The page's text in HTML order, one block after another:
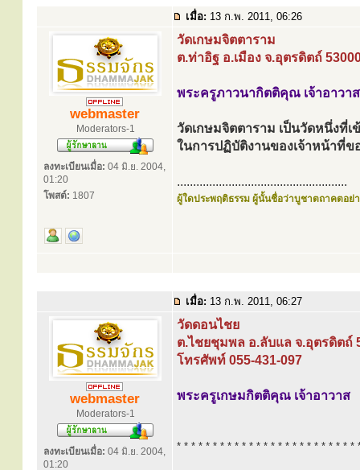
เมื่อ: 13 ก.พ. 2011, 06:26
webmaster
Moderators-1
ลงทะเบียนเมื่อ: 04 มิ.ย. 2004,
01:20
โพสต์: 1807
วัดเกษมจิตตาราม
ต.ท่าอิฐ อ.เมือง จ.อุตรดิตถ์
พระครูภาวนากิตติคุณ เจ้าอาวาส
วัดเกษมจิตตาราม เป็นวัดหนึ่งที่
ในการปฏิบัติงานของเจ้าหน้าที่
.....................................................
ผู้ใดประพฤติธรรม ผู้นั้นชื่อว่าบูชาตถาคตอย่า
เมื่อ: 13 ก.พ. 2011, 06:27
webmaster
Moderators-1
ลงทะเบียนเมื่อ: 04 มิ.ย. 2004,
01:20
วัดดอนไชย
ต.ไชยชุมพล อ.ลับแล จ.อุตรดิตถ์
โทรศัพท์ 055-431-097
พระครูเกษมกิตติคุณ เจ้าอาวาส
* * * * * * * * * * * * * * * * * * * * * * * * *